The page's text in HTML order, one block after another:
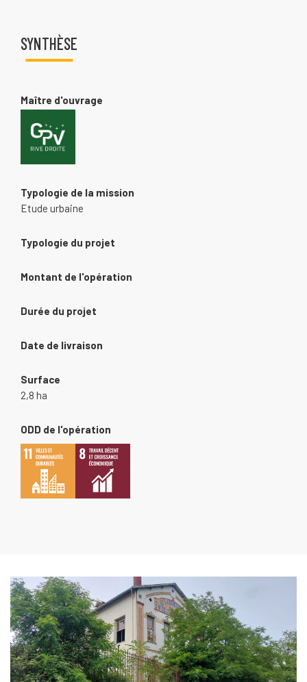
SYNTHÈSE
Maître d'ouvrage
Typologie de la mission
Etude urbaine
Typologie du projet
Montant de l'opération
Durée du projet
Date de livraison
Surface
2,8 ha
ODD de l'opération